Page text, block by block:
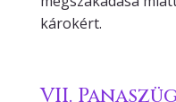
károkért.
VII.